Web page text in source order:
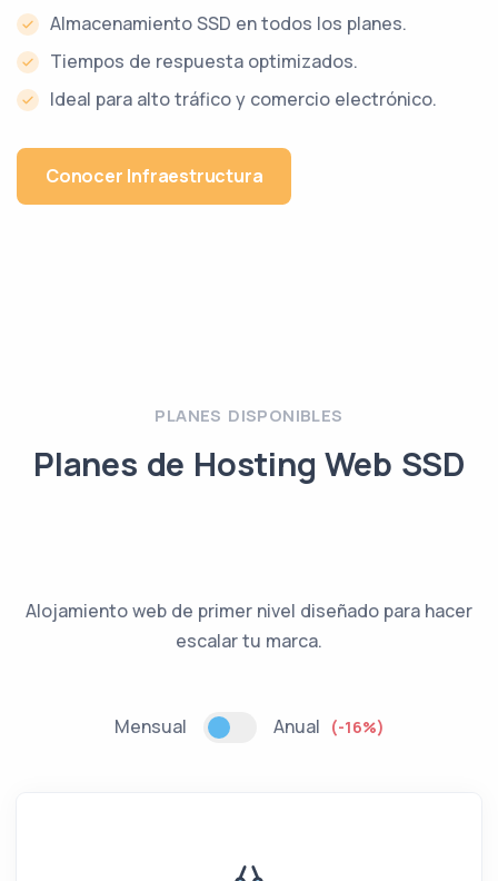
Almacenamiento SSD en todos los planes.
Tiempos de respuesta optimizados.
Ideal para alto tráfico y comercio electrónico.
Conocer Infraestructura
PLANES DISPONIBLES
Planes de Hosting Web SSD
Alojamiento web de primer nivel diseñado para hacer
escalar tu marca.
Mensual Anual (-16%)